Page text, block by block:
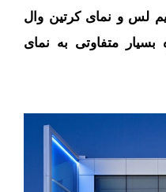
لس و نمای کرتین وال
متفاوتی به نمای